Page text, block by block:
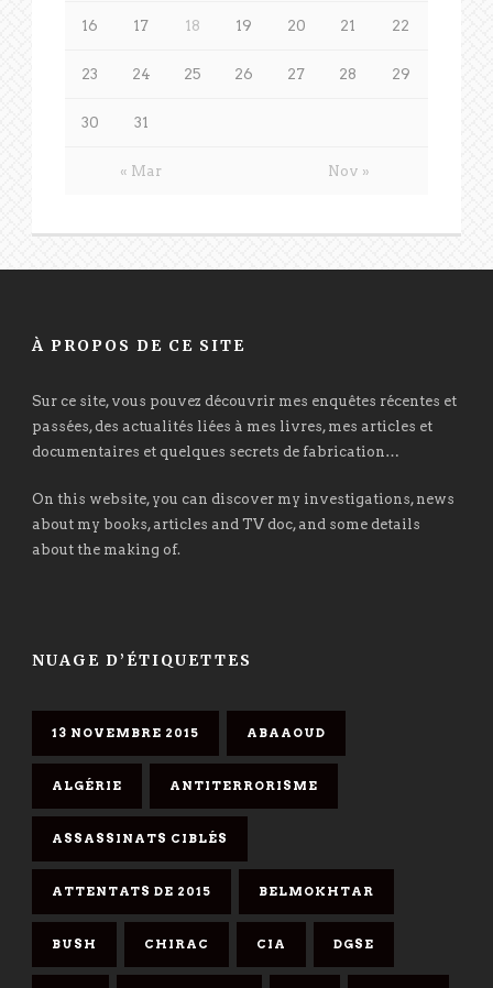
« Mar Nov »
16 17 18 19 20 21 22
23 24 25 26 27 28 29
30 31
À PROPOS DE CE SITE
Sur ce site, vous pouvez découvrir mes enquêtes récentes et
passées, des actualités liées à mes livres, mes articles et
documentaires et quelques secrets de fabrication…
On this website, you can discover my investigations, news
about my books, articles and TV doc, and some details
about the making of.
NUAGE D’ÉTIQUETTES
13 NOVEMBRE 2015 ABAAOUD
ALGÉRIE ANTITERRORISME
ASSASSINATS CIBLÉS
ATTENTATS DE 2015 BELMOKHTAR
BUSH CHIRAC CIA DGSE